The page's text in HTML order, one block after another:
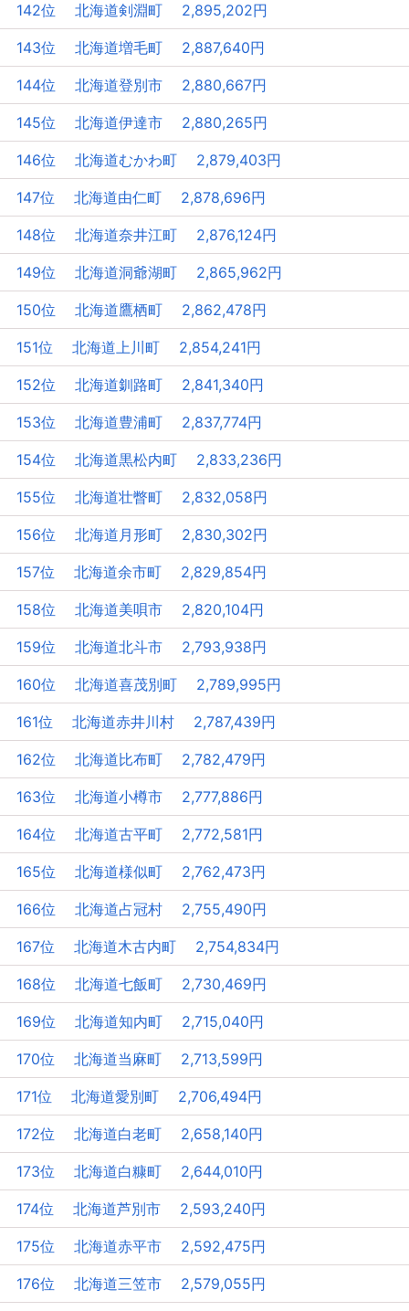
142位 北海道剣淵町 2,895,202円
143位 北海道増毛町 2,887,640円
144位 北海道登別市 2,880,667円
145位 北海道伊達市 2,880,265円
146位 北海道むかわ町 2,879,403円
147位 北海道由仁町 2,878,696円
148位 北海道奈井江町 2,876,124円
149位 北海道洞爺湖町 2,865,962円
150位 北海道鷹栖町 2,862,478円
151位 北海道上川町 2,854,241円
152位 北海道釧路町 2,841,340円
153位 北海道豊浦町 2,837,774円
154位 北海道黒松内町 2,833,236円
155位 北海道壮瞥町 2,832,058円
156位 北海道月形町 2,830,302円
157位 北海道余市町 2,829,854円
158位 北海道美唄市 2,820,104円
159位 北海道北斗市 2,793,938円
160位 北海道喜茂別町 2,789,995円
161位 北海道赤井川村 2,787,439円
162位 北海道比布町 2,782,479円
163位 北海道小樽市 2,777,886円
164位 北海道古平町 2,772,581円
165位 北海道様似町 2,762,473円
166位 北海道占冠村 2,755,490円
167位 北海道木古内町 2,754,834円
168位 北海道七飯町 2,730,469円
169位 北海道知内町 2,715,040円
170位 北海道当麻町 2,713,599円
171位 北海道愛別町 2,706,494円
172位 北海道白老町 2,658,140円
173位 北海道白糠町 2,644,010円
174位 北海道芦別市 2,593,240円
175位 北海道赤平市 2,592,475円
176位 北海道三笠市 2,579,055円